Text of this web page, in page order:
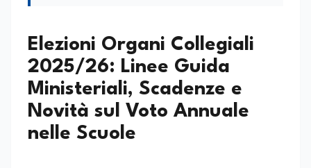
Elezioni Organi Collegiali
2025/26: Linee Guida
Ministeriali, Scadenze e
Novità sul Voto Annuale
nelle Scuole